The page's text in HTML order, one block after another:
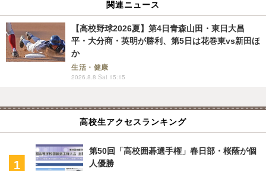
関連ニュース
【高校野球2026夏】第4日青森山田・東日大昌
平・大分商・英明が勝利、第5日は花巻東vs新田ほ
か
生活・健康
2026.8.8 Sat 15:15
高校生アクセスランキング
第50回「高校囲碁選手権」春日部・桜蔭が個
人優勝